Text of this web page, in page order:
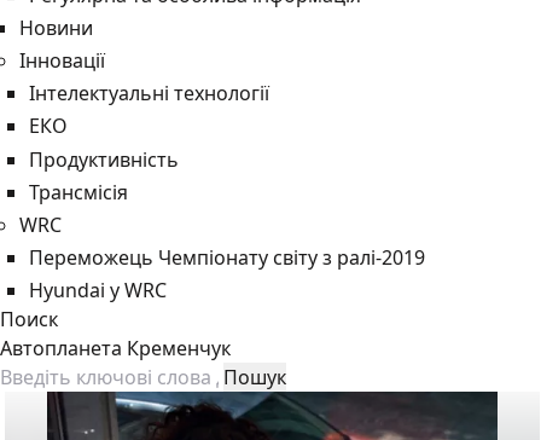
Новини
Інновації
Інтелектуальні технології
ЕКО
Продуктивність
Трансмісія
WRC
Переможець Чемпіонату світу з ралі-2019
Hyundai у WRC
Поиск
Автопланета Кременчук